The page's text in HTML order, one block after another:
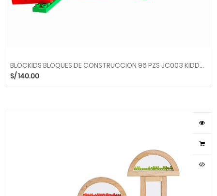
BLOCKIDS BLOQUES DE CONSTRUCCION 96 PZS JC003 KIDDYS HOUSE
S/140.00